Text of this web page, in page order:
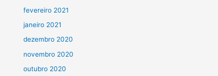
fevereiro 2021
janeiro 2021
dezembro 2020
novembro 2020
outubro 2020